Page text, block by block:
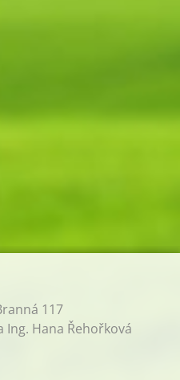
117
Ing. Hana Řehořková